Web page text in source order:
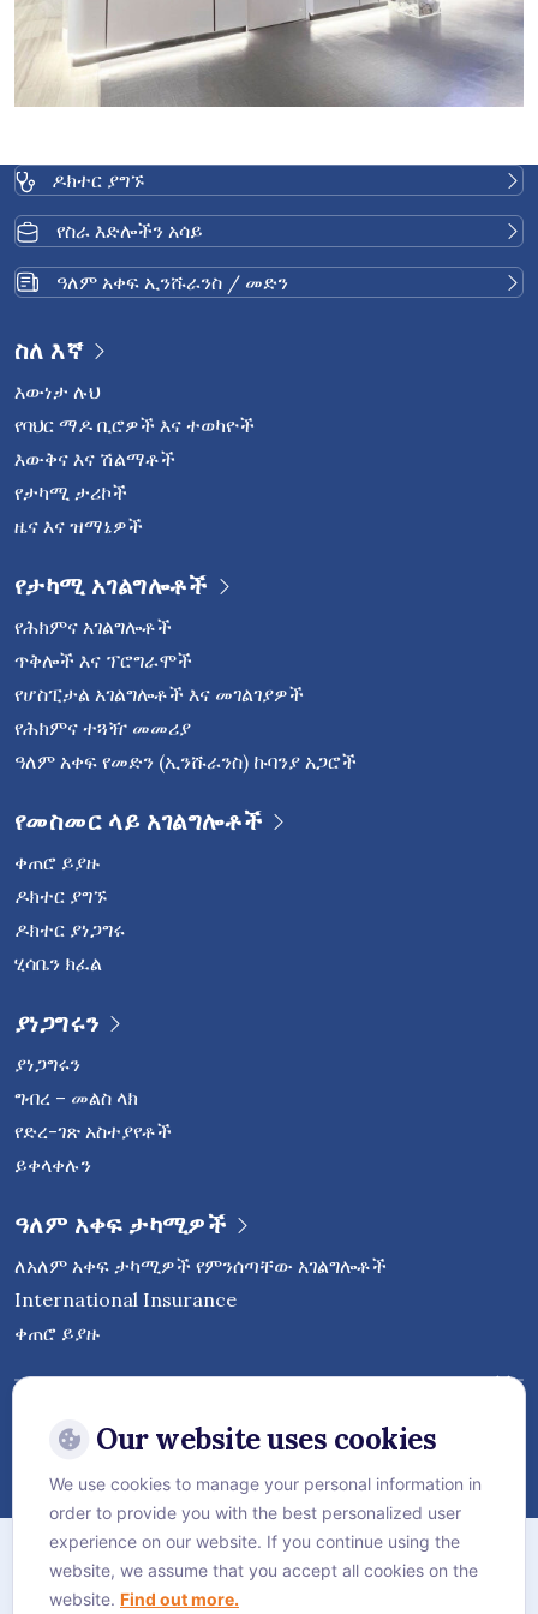
ዶክተር ያግኙ
የስራ እድሎችን አሳይ
ዓለም አቀፍ ኢንሹራንስ / መድን
ስለ እኛ
እውነታ ሉህ
የባህር ማዶ ቢሮዎች እና ተወካዮች
እውቅና እና ሽልማቶች
የታካሚ ታሪኮች
ዜና እና ዝማኔዎች
የታካሚ አገልግሎቶች
የሕክምና አገልግሎቶች
ጥቅሎች እና ፕሮግራሞች
የሆስፒታል አገልግሎቶች እና መገልገያዎች
የሕክምና ተጓዥ መመሪያ
ዓለም አቀፍ የመድን (ኢንሹራንስ) ኩባንያ አጋሮች
የመስመር ላይ አገልግሎቶች
ቀጠሮ ይያዙ
ዶክተር ያግኙ
ዶክተር ያነጋግሩ
ሂሳቤን ክፈል
ያነጋግሩን
ያነጋግሩን
ግብረ – መልስ ላክ
የድረ-ገጽ አስተያየቶች
ይቀላቀሉን
ዓለም አቀፍ ታካሚዎች
ለአለም አቀፍ ታካሚዎች የምንሰጣቸው አገልግሎቶች
International Insurance
ቀጠሮ ይያዙ
ቬጅታኒ ኢንተርናሽናል ሆስፒታልን በማህበራዊ
ሚዲያ ላይ ይከተሉ
የድረ-ገጽ ካርታ
የግላዊነት (ፕራይቬሲ) ፖሊሲ
Our website uses cookies
We use cookies to manage your personal information in
order to provide you with the best personalized user
experience on our website. If you continue using the
website, we assume that you accept all cookies on the
website. Find out more.